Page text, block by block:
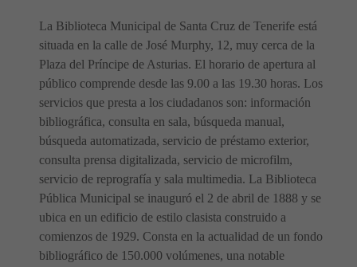
La Biblioteca Municipal de Santa Cruz de Tenerife está
situada en la calle de José Murphy, 12, muy cerca de la
Plaza del Príncipe de Asturias. El horario de apertura al
público comprende desde las 9.00 a las 19.30 horas. Los
servicios que presta a los ciudadanos son: información
bibliográfica, consulta en sala, búsqueda manual,
búsqueda automatizada, servicio de préstamo exterior,
consulta prensa digitalizada, servicio de microfilm,
servicio de reprografía y sala multimedia. La Biblioteca
Pública Municipal se inauguró el 2 de abril de 1888 y se
ubica en un edificio de estilo clasista construido a
comienzos de 1929. Consta en la actualidad de un fondo
bibliográfico de 150.000 volúmenes, una notable